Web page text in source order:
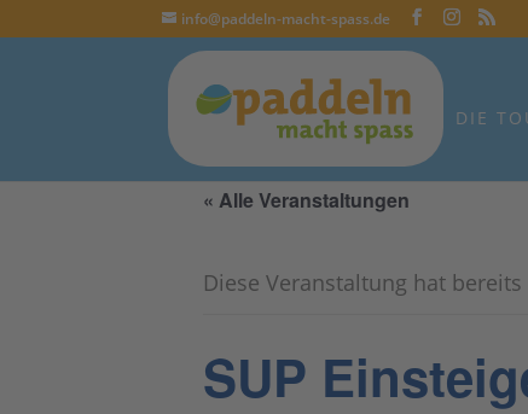
info@paddeln-macht-spass.de
DIE
« Alle Veranstaltungen
Diese Veranstaltung hat
SUP